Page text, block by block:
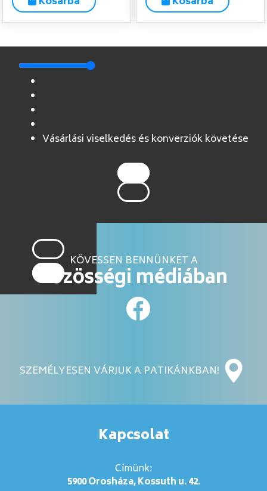
Vásárlási viselkedés és konverziók követése
KÖVESSEN BENNÜNKET A
közösségi médiában
SZEMÉLYESEN VÁRJUK A PATIKÁNKBAN!
Kapcsolat
Címünk:
5900 Orosháza, Kossuth u. 42.